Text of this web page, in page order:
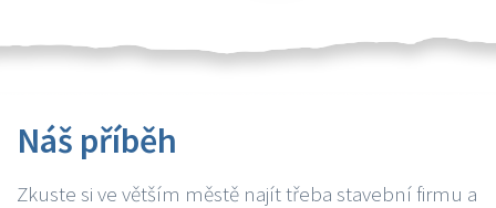
Náš příběh
Zkuste si ve větším městě najít třeba stavební firmu a